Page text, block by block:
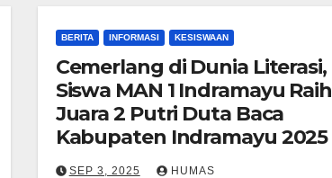
BERITA INFORMASI KESISWAAN
Cemerlang di Dunia Literasi,
Siswa MAN 1 Indramayu Raih
Juara 2 Putri Duta Baca
Kabupaten Indramayu 2025
SEP 3, 2025 HUMAS